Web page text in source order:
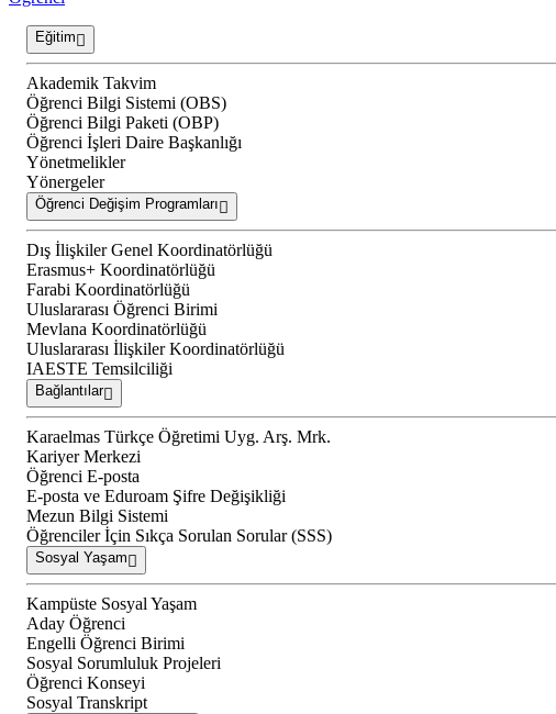
Eğitim
Akademik Takvim
Öğrenci Bilgi Sistemi (OBS)
Öğrenci Bilgi Paketi (OBP)
Öğrenci İşleri Daire Başkanlığı
Yönetmelikler
Yönergeler
Öğrenci Değişim Programları
Dış İlişkiler Genel Koordinatörlüğü
Erasmus+ Koordinatörlüğü
Farabi Koordinatörlüğü
Uluslararası Öğrenci Birimi
Mevlana Koordinatörlüğü
Uluslararası İlişkiler Koordinatörlüğü
IAESTE Temsilciliği
Bağlantılar
Karaelmas Türkçe Öğretimi Uyg. Arş. Mrk.
Kariyer Merkezi
Öğrenci E-posta
E-posta ve Eduroam Şifre Değişikliği
Mezun Bilgi Sistemi
Öğrenciler İçin Sıkça Sorulan Sorular (SSS)
Sosyal Yaşam
Kampüste Sosyal Yaşam
Aday Öğrenci
Engelli Öğrenci Birimi
Sosyal Sorumluluk Projeleri
Öğrenci Konseyi
Sosyal Transkript